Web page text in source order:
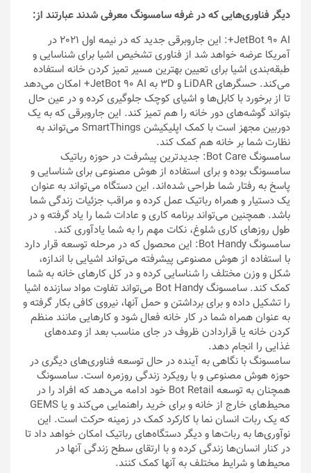
دیگر فناوری‌هایی که در غرفه سامسونگ معرفی شدند عبارتند از:
JetBot 90 AI+: این جاروبرقی جدید که در نیمه اول 2021 در
آمریکا عرضه خواهد شد از فناوری تشخیص اشیا برای شناسایی و
طبقه‌بندی اشیا برای تعیین بهترین مسیر تمیز کردن خانه استفاده
می‌کند. حسگرهای LiDAR و 3D به JetBot 90 AI+ امکان می‌دهد
تا از برخورد با کابل‌ها و اشیای کوچک جلوگیری کرده و در عین حال
بتواند گوشه‌های دور خانه را هم تمیز کند. این جاروبرقی که به یک
دوربین مجهز است با کمک اپلیکیشن SmartThings می‌تواند به
نظارت شما بر خانه هم کمک کند.
سامسونگ Bot Care: جدیدترین پیشرفت در حوزه رباتیک
سامسونگ بوده و برای استفاده از هوش مصنوعی برای شناسایی و
پاسخ به رفتار شما طراحی شده‌اند. این دستگاه می‌تواند به عنوان
یک دستیار و همراه رباتیک عمل کرده و مراقب جزئیات زندگی شما
باشد. همچنین می‌تواند برنامه کاری و عادات شما را یاد گرفته و در
طول روزهای کاری شلوغ، نکات مهم را به شما یادآوری کند.
سامسونگ Bot Handy: این محصول که در مرحله توسعه قرار دارد
با استفاده از هوش مصنوعی پیشرفته می‌تواند اشیایی با اندازه‌،
شکل و وزن مختلف را شناسایی کرده و در کل کارهای خانه به شما
کمک کند. سامسونگ Bot Handy می‌تواند تفاوت مواد سازنده اشیا
را تشکیل داده و برای برداشتن و حمل آنها، نیروی کافی بکار گرفته و
به عنوان همراه شما در کار خانه فعال شود و کارهایی مانند منظم
کردن خانه یا قراردادن ظروف در جای مناسب بعد از وعده‌های
غذایی را انجام دهد.
سامسونگ با نگاهی به آینده در حال توسعه فناوری‌های دیگری در
حوزه هوش مصنوعی و با رویکرد زندگی روزمره است. سامسونگ
همچنان به توسعه Bot Retail خود ادامه می‌دهد که افراد را در
محیط‌های خارج از خانه و برای خرید راهنمایی می‌کند و یا GEMS
که یک ربات انسان نما با کارکرد کمک در زمینه حرکت است. این
نوآوری‌ها به ربات‌ها و دیگر دستگاه‌های رباتیک امکان خواهد داد تا
در کنار انسان‌ها زندگی کرده و با ارتقای سطح زندگی آنها در
محیط‌ها و شرایط مختلف به آنها کمک کنند.